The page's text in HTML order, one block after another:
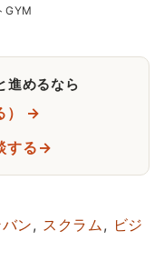
GYM
進めるなら
） →
する→
ン, スクラム , ビジ